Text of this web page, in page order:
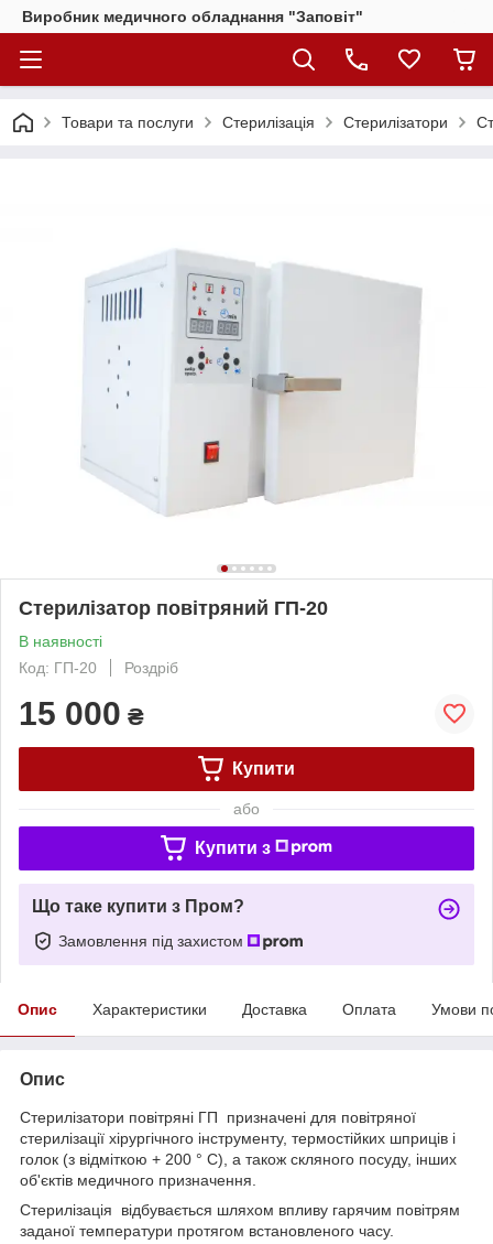
Виробник медичного обладнання "Заповіт"
Товари та послуги Стерилізація Стерилізатори
Стерилізатор повітряний ГП-20
В наявності
Код: ГП-20
Роздріб
15 000 ₴
Купити
або
Купити з
Що таке купити з Пром?
Замовлення під захистом
Опис Характеристики Доставка Оплата Умови
Опис
Стерилізатори повітряні ГП
призначені для повітряної
стерилізації хірургічного інструменту, термостійких шприців і
голок (з відміткою + 200 ° С), а також скляного посуду, інших
об'єктів медичного призначення.
Стерилізація
відбувається шляхом впливу гарячим повітрям
заданої температури протягом встановленого часу.